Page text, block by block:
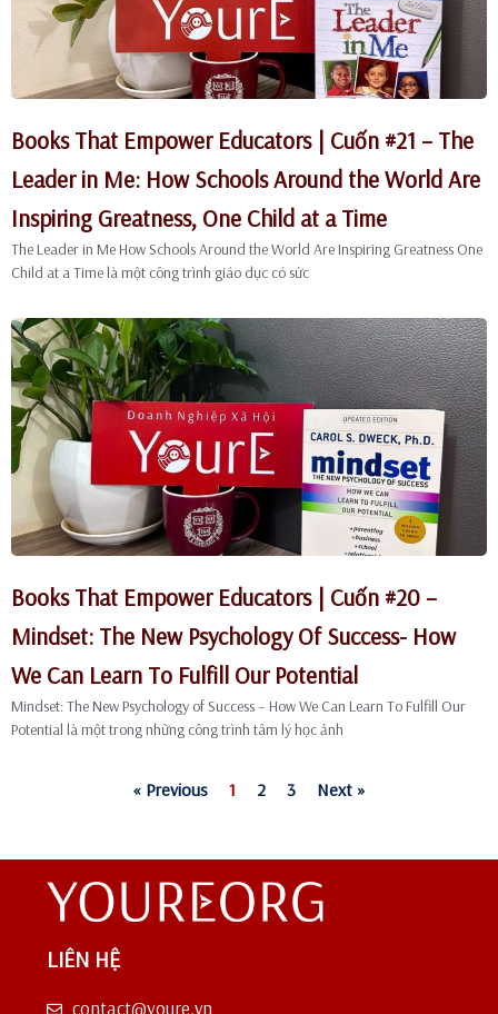
Books That Empower Educators | Cuốn #21 – The
Leader in Me: How Schools Around the World Are
Inspiring Greatness, One Child at a Time
The Leader in Me How Schools Around the World Are Inspiring Greatness One
Child at a Time là một công trình giáo dục có sức
Books That Empower Educators | Cuốn #20 –
Mindset: The New Psychology Of Success- How
We Can Learn To Fulfill Our Potential
Mindset: The New Psychology of Success – How We Can Learn To Fulfill Our
Potential là một trong những công trình tâm lý học ảnh
« Previous 1 2 3 Next »
LIÊN HỆ
contact@youre.vn